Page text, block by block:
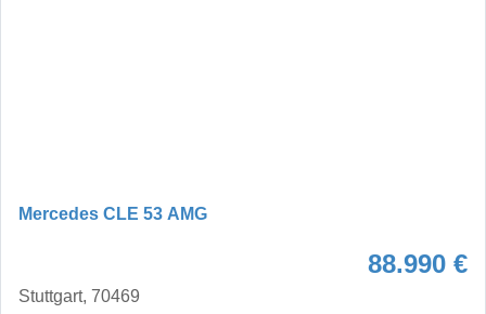
Mercedes CLE 53 AMG
88.990 €
Stuttgart, 70469